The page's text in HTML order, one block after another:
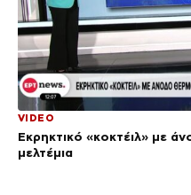
VIDEO
Εκρηκτικό «κοκτέιλ» με
μελτέμια